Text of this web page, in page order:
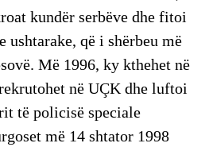
kundër serbëve dhe fitoi
ushtarake, që i shërbeu më
Më 1996, ky kthehet në
në UÇK dhe luftoi
të policisë speciale
më 14 shtator 1998